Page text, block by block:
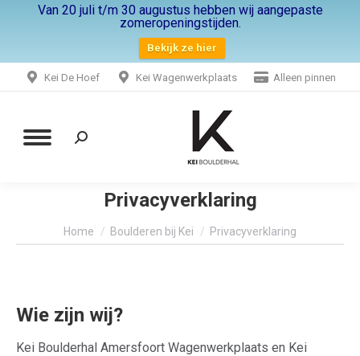
Van 20 juli t/m 30 augustus hebben wij aangepaste
zomeropeningstijden.
Bekijk ze hier
Kei De Hoef Kei Wagenwerkplaats Alleen pinnen
Zoeken:
Privacyverklaring
Je bent hier:
Home Boulderen bij Kei Privacyverklaring
Wie zijn wij?
Kei Boulderhal Amersfoort Wagenwerkplaats en Kei